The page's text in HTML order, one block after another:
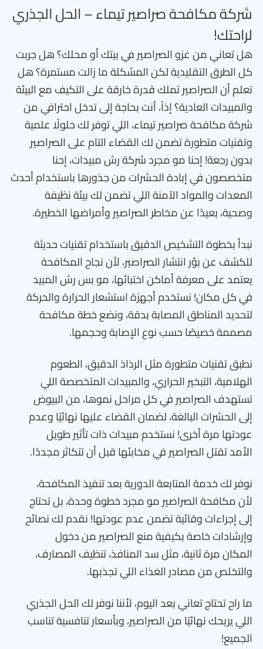
شركة مكافحة صراصير تيماء – الحل الجذري
لراحتك!
هل تعاني من غزو الصراصير في بيتك أو محلك؟ هل جربت
كل الطرق التقليدية لكن المشكلة ما زالت مستمرة؟ هل
تعلم أن الصراصير تملك قدرة خارقة على التكيف مع البيئة
والمبيدات العادية؟ إذاً، أنت بحاجة إلى تدخل احترافي من
شركة مكافحة صراصير تيماء، اللي توفر لك حلولًا علمية
وتقنيات متطورة تضمن لك القضاء التام على الصراصير
بدون رجعة! إحنا مو مجرد شركة رش مبيدات، إحنا
متخصصون في إبادة الحشرات من جذورها باستخدام أحدث
المعدات والمواد الآمنة اللي تضمن لك بيئة نظيفة
وصحية، بعيدًا عن مخاطر الصراصير وأمراضها الخطيرة.
نبدأ بخطوة التشخيص الدقيق باستخدام تقنيات حديثة
للكشف عن بؤر انتشار الصراصير، لأن نجاح المكافحة
يعتمد على معرفة أماكن اختبائها، مو بس رش المبيد
في كل مكان! نستخدم أجهزة استشعار الحرارة والحركة
لتحديد المناطق المصابة بدقة، ونضع خطة مكافحة
مصممة خصيصًا حسب نوع الإصابة وحجمها.
نطبق تقنيات متطورة مثل الرذاذ الدقيق، الطعوم
الهلامية، التبخير الحراري، والمبيدات المتخصصة اللي
تستهدف الصراصير في كل مراحل نموها، من البيوض
إلى الحشرات البالغة، لضمان القضاء عليها نهائيًا وعدم
عودتها مرة أخرى! نستخدم مبيدات ذات تأثير طويل
الأمد تقتل الصراصير في مخابئها قبل أن تتكاثر مجددًا.
نوفر لك خدمة المتابعة الدورية بعد تنفيذ المكافحة،
لأن مكافحة الصراصير مو مجرد خطوة وحدة، بل تحتاج
إلى إجراءات وقائية تضمن عدم عودتها! نقدم لك نصائح
وإرشادات خاصة بكيفية منع الصراصير من دخول
المكان مرة ثانية، مثل سد المنافذ، تنظيف المصارف،
والتخلص من مصادر الغذاء اللي تجذبها.
ما راح تحتاج تعاني بعد اليوم، لأننا نوفر لك الحل الجذري
اللي يريحك نهائيًا من الصراصير، وبأسعار تنافسية تناسب
الجميع!